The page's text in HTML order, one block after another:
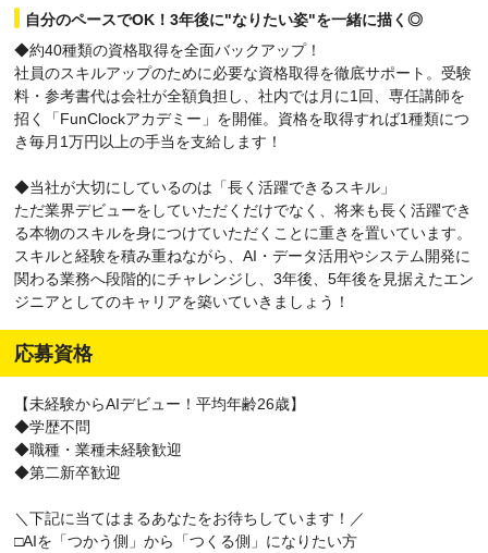
自分のペースでOK！3年後に"なりたい姿"を一緒に描く◎
◆約40種類の資格取得を全面バックアップ！
社員のスキルアップのために必要な資格取得を徹底サポート。受験
料・参考書代は会社が全額負担し、社内では月に1回、専任講師を
招く「FunClockアカデミー」を開催。資格を取得すれば1種類につ
き毎月1万円以上の手当を支給します！
◆当社が大切にしているのは「長く活躍できるスキル」
ただ業界デビューをしていただくだけでなく、将来も長く活躍でき
る本物のスキルを身につけていただくことに重きを置いています。
スキルと経験を積み重ねながら、AI・データ活用やシステム開発に
関わる業務へ段階的にチャレンジし、3年後、5年後を見据えたエン
ジニアとしてのキャリアを築いていきましょう！
応募資格
【未経験からAIデビュー！平均年齢26歳】
◆学歴不問
◆職種・業種未経験歓迎
◆第二新卒歓迎
＼下記に当てはまるあなたをお待ちしています！／
□AIを「つかう側」から「つくる側」になりたい方